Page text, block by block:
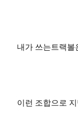
내가 쓰는트랙볼
이런 조합으로